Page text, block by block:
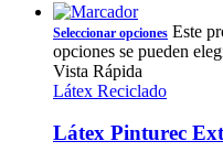
Seleccionar opciones Este
opciones se pueden
Vista Rápida
Látex Reciclado
Látex Pinturec